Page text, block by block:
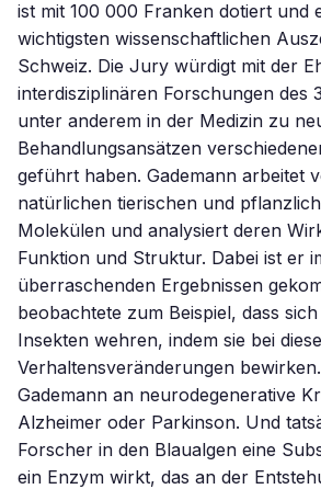
ist mit 100 000 Franken dotiert und
wichtigsten wissenschaftlichen
Schweiz. Die Jury würdigt mit der
interdisziplinären Forschungen des
unter anderem in der Medizin zu
Behandlungsansätzen
geführt haben. Gademann arbeitet
natürlichen tierischen und
Molekülen und analysiert deren
Funktion und Struktur. Dabei ist er
überraschenden Ergebnissen
beobachtete zum Beispiel, dass
Insekten wehren, indem sie bei
Verhaltensveränderungen
Gademann an neurodegenerative
Alzheimer oder Parkinson. Und
Forscher in den Blaualgen eine
ein Enzym wirkt, das an der